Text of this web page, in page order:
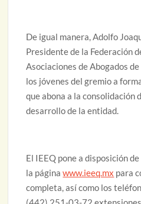
De igual manera, Adolfo
Presidente de la Federación
Asociaciones de Abogados
los jóvenes del gremio a
que abona a la consolidación
desarrollo de la entidad.
El IEEQ pone a disposición
la páginawww.ieeq.mx para
completa, así como los